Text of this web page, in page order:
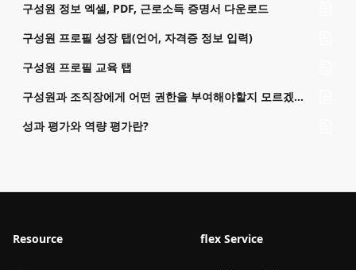
구성원 정보 엑셀, PDF, 근로소득 증명서 다운로드
구성원 프로필 성장 탭(언어, 자격증 정보 입력)
구성원 프로필 교육 탭
구성원과 조직장에게 어떤 권한을 부여해야할지 모르겠어요!
성과 평가와 역량 평가란?
Resource flex Service